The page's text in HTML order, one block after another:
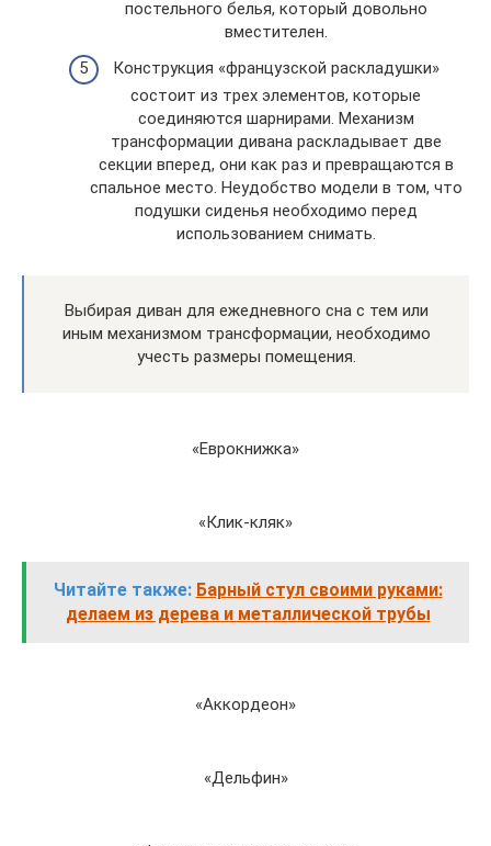
постельного белья, который довольно
вместителен.
Конструкция «французской раскладушки»
состоит из трех элементов, которые
соединяются шарнирами. Механизм
трансформации дивана раскладывает две
секции вперед, они как раз и превращаются в
спальное место. Неудобство модели в том, что
подушки сиденья необходимо перед
использованием снимать.
Выбирая диван для ежедневного сна с тем или
иным механизмом трансформации, необходимо
учесть размеры помещения.
«Еврокнижка»
«Клик-кляк»
Читайте также: Барный стул своими руками:
делаем из дерева и металлической трубы
«Аккордеон»
«Дельфин»